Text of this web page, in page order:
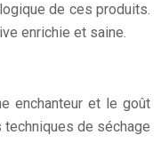
de ces produits.
enrichie et saine.
enchanteur et le goût
de séchage